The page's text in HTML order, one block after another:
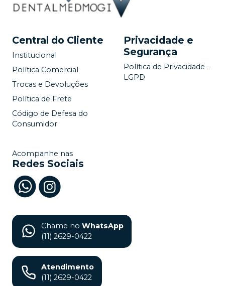
Central do Cliente
Institucional
Política Comercial
Trocas e Devoluções
Política de Frete
Código de Defesa do
Consumidor
Privacidade e
Segurança
Política de Privacidade -
LGPD
Acompanhe nas
Redes Sociais
Chame no WhatsApp
(11) 2629-0422
Atendimento
(11) 2629-0422